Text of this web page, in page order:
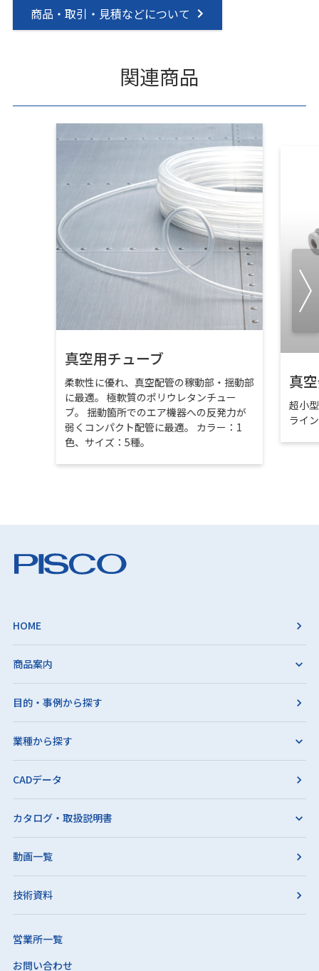
商品・取引・見積などについて
関連商品
真空用チューブ
柔軟性に優れ、真空配管の稼動部・揺動部
に最適。 極軟質のポリウレタンチュー
ブ。 揺動箇所でのエア機器への反発力が
弱くコンパクト配管に最適。 カラー：1
色、サイズ：5種。
真
超小
ライ
HOME
商品案内
目的・事例から探す
業種から探す
CADデータ
カタログ・取扱説明書
動画一覧
技術資料
営業所一覧
お問い合わせ